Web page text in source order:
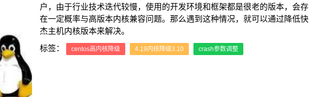
户，由于行业技术迭代较慢，使用的开发环境和框架都是很老的版本，会存
在一定概率与高版本内核兼容问题。那么遇到这种情况，就可以通过降低快
杰主机内核版本来解决。
标签：
centos高内核降级 4.19内核降级3.10 crash参数调整